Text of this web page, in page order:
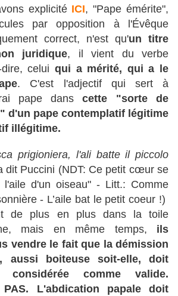
explicité ICI, "Pape émérite",
par opposition à l'Évêque
correct, n'est qu'un titre
juridique, il vient du verbe
celui qui a mérité, qui a le
. C'est l'adjectif qui sert à
pape danscette "sorte de
d'un pape contemplatif légitime
illégitime.
prigioniera, l'ali batte il piccolo
dit Puccini (NDT: Ce petit cœur se
d'un oiseau" - Litt.: Comme
- L’aile bat le petit coeur !)
de plus en plus dans la toile
mais en même temps, ils
vendre le fait que la démission
aussi boiteuse soit-elle, doit
comme valide.
PAS. L'abdication papale doit